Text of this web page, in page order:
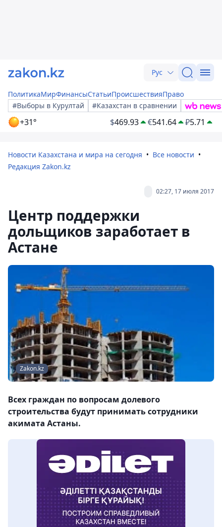
Рус
ПолитикаМирФинансыСтатьиПроисшествияПраво
#Выборы в Курултай
#Казахстан в сравнении
+31° $469.93 €541.64 ₽5.71
Новости Казахстана и мира на сегодня
Все новости
Редакция Zakon.kz
02:27, 17 июля 2017
Центр поддержки
дольщиков заработает в
Астане
Zakon.kz
Всех граждан по вопросам долевого
строительства будут принимать сотрудники
акимата Астаны.